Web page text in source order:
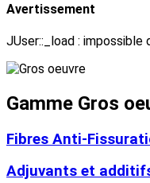
Avertissement
JUser::_load :
Gamme Gros
Fibres Anti-
Adjuvants et